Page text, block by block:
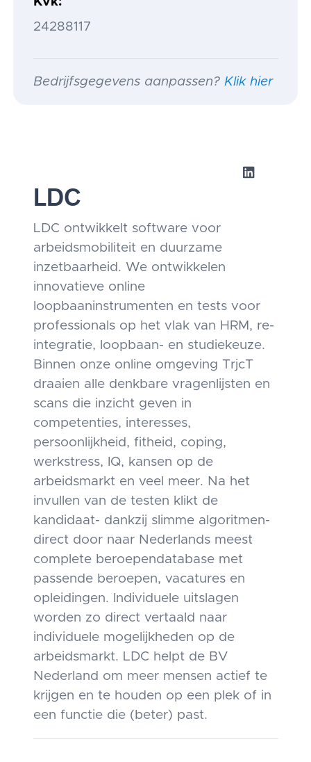
24288117
Bedrijfsgegevens aanpassen? Klik hier
LDC
LDC ontwikkelt software voor
arbeidsmobiliteit en duurzame
inzetbaarheid. We ontwikkelen
innovatieve online
loopbaaninstrumenten en tests voor
professionals op het vlak van HRM, re-
integratie, loopbaan- en studiekeuze.
Binnen onze online omgeving TrjcT
draaien alle denkbare vragenlijsten en
scans die inzicht geven in
competenties, interesses,
persoonlijkheid, fitheid, coping,
werkstress, IQ, kansen op de
arbeidsmarkt en veel meer. Na het
invullen van de testen klikt de
kandidaat- dankzij slimme algoritmen-
direct door naar Nederlands meest
complete beroependatabase met
passende beroepen, vacatures en
opleidingen. Individuele uitslagen
worden zo direct vertaald naar
individuele mogelijkheden op de
arbeidsmarkt. LDC helpt de BV
Nederland om meer mensen actief te
krijgen en te houden op een plek of in
een functie die (beter) past.